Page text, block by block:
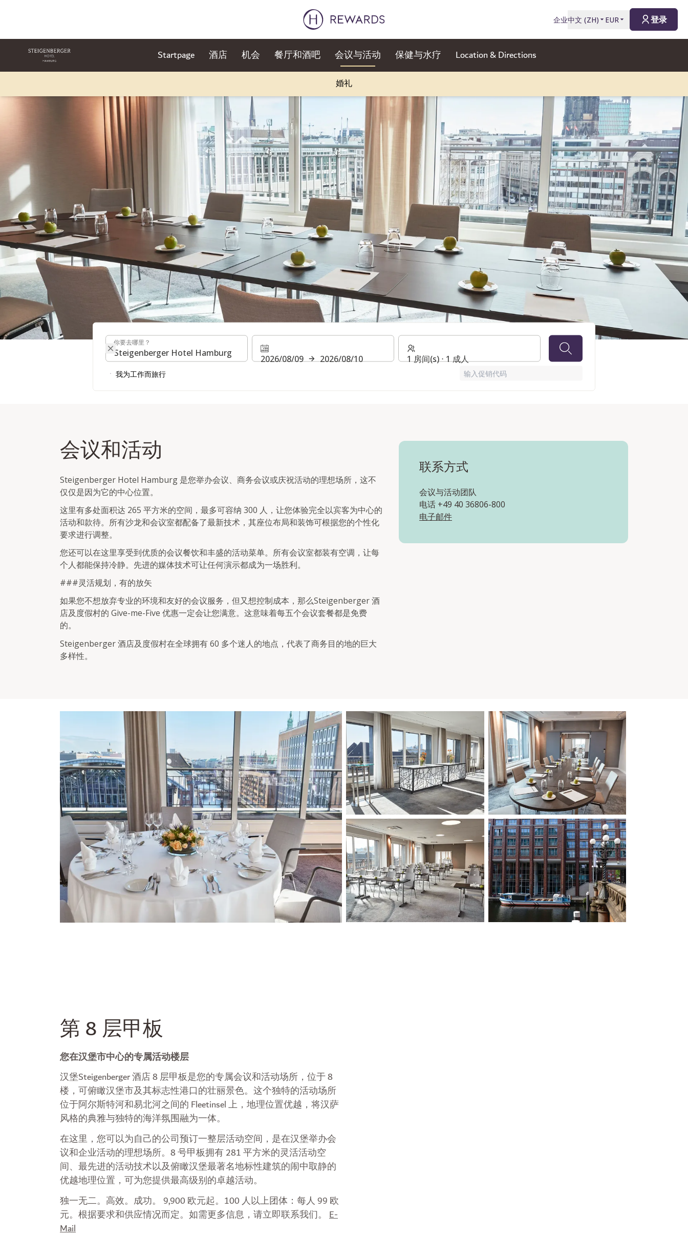
企业中文 (ZH) EUR 登录
Startpage 酒店 机会 餐厅和酒吧 会议与活动
婚礼
保健与水疗 Location & Directions
会议与活动
你要去哪里？
你要去哪里？
2026/08/09 2026/08/10 1 房间(s) ⋅ 1 成人
我为工作而旅行 输入促销代码
会议和活动
Steigenberger Hotel Hamburg 是您举办会议、商务会议或庆祝活动的理想场所，这不
仅仅是因为它的中心位置。
这里有多处面积达 265 平方米的空间，最多可容纳 300 人，让您体验完全以宾客为中心的
活动和款待。所有沙龙和会议室都配备了最新技术，其座位布局和装饰可根据您的个性化
要求进行调整。
您还可以在这里享受到优质的会议餐饮和丰盛的活动菜单。所有会议室都装有空调，让每
个人都能保持冷静。先进的媒体技术可让任何演示都成为一场胜利。
###灵活规划，有的放矢
如果您不想放弃专业的环境和友好的会议服务，但又想控制成本，那么Steigenberger 酒
店及度假村的 Give-me-Five 优惠一定会让您满意。这意味着每五个会议套餐都是免费
的。
Steigenberger 酒店及度假村在全球拥有 60 多个迷人的地点，代表了商务目的地的巨大
多样性。
联系方式
会议与活动团队
电话 +49 40 36806-800
电子邮件
第 8 层甲板
您在汉堡市中心的专属活动楼层
汉堡Steigenberger 酒店 8 层甲板是您的专属会议和活动场所，位于 8
楼，可俯瞰汉堡市及其标志性港口的壮丽景色。这个独特的活动场所
位于阿尔斯特河和易北河之间的 Fleetinsel 上，地理位置优越，将汉萨
风格的典雅与独特的海洋氛围融为一体。
在这里，您可以为自己的公司预订一整层活动空间，是在汉堡举办会
议和企业活动的理想场所。8 号甲板拥有 281 平方米的灵活活动空
间、最先进的活动技术以及俯瞰汉堡最著名地标性建筑的闹中取静的
优越地理位置，可为您提供最高级别的卓越活动。
独一无二。高效。成功。 9,900 欧元起。100 人以上团体：每人 99 欧
元。根据要求和供应情况而定。如需更多信息，请立即联系我们。 E-
Mail